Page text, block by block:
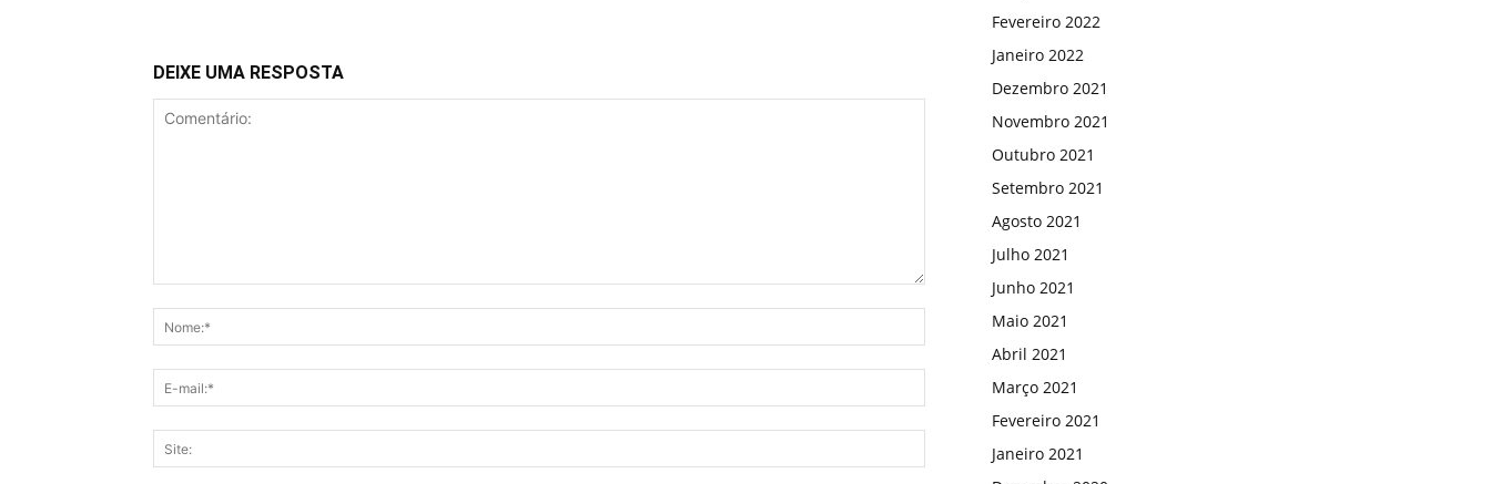
DEIXE UMA RESPOSTA
Fevereiro 2022
Janeiro 2022
Dezembro 2021
Novembro 2021
Outubro 2021
Setembro 2021
Agosto 2021
Julho 2021
Junho 2021
Maio 2021
Abril 2021
Março 2021
Fevereiro 2021
Janeiro 2021